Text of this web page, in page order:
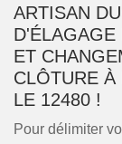
ARTISAN
D'ÉLAGAGE
ET
CLÔTURE À
LE 12480 !
Pour délimiter